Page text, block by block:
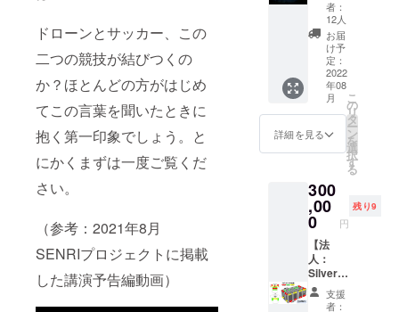
ドローンとサッカー、この
二つの競技が結びつくの
か？ほとんどの方がはじめ
てこの言葉を聞いたときに
抱く第一印象でしょう。と
にかくまずは一度ご覧くだ
さい。
（参考：2021年8月
SENRIプロジェクトに掲載
した講演予告編動画）
メッ
セージ
と協会
のこれ
からの
ビジョ
ンにつ
いて】
支援し
ていた
からも
末永く
参加、
もしく
は応援
してい
ただけ
ればと
考えて
【大会参加券に
ついて】※有効期
限：本大会から5
大会後まで この
後も今年度中に
数試合、全国の
（主に首都圏、
関西圏、中京
圏）数か所でド
ローンサッカー
の大会を予定し
のための資金と
して、通常は参
加の皆さまには
いくらかの参加
料を頂いており
ますが、それを
免除いたしま
す。
的な内容になっ
【DECドローン
パークについ
て】※使用券期
限：2022年12月
末まで 茨城県取
手市にあるド
常設コートで
す。 国際規格に
（7M×14M×4.5
M）ドローンが
なくても競技に
使うドローンを
借りて体験する
ことが可能です
（要予約制）。
隣接するドロー
ンコースはFPV
感は一
度食べ
ると病
みつき
になる
こと請
け合
い。 今
回のク
ラウド
は、交
換券の
形で提
供いた
します
ので、
お近く
のに志
かわに
パーク
使用券
または
大会参
加券5回
分、
【格安
で練習
→国際
ドロー
ン展の
飛び入
り参加
できる
権利に
つい
て】 試
合の前
日
（2022/
に企業
名掲
載、
DECド
ローン
パーク
使用券
または
大会参
加券1回
分、銀
かわ食
パン10
本 （ド
ローン
サッ
カー機
体提
供：応
相談
者：
12人
お届
け予
定：
2022
年08
月
詳細を見る
こ
の
リ
タ
ー
ン
を
選
択
す
る
300
,00
0 円
残り9
【法
人：
Silver】
大会チ
ラシに
支援
者：